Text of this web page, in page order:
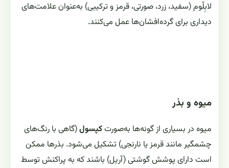
لابِلّوم (سفید، زرد، صورتی، قرمز و ترکیبی) به‌عنوان علامت‌های
دیداری برای گرده‌افشان‌ها عمل می‌کنند.
میوه و بذر
میوه در بسیاری از گونه‌ها به‌صورتکپسول(گاهی با رنگ‌های
چشمگیر مانند قرمز یا نارنجی) تشکیل می‌شود. بذرها ممکن
است دارای پوشش گوشتی (آریل) باشند که به پراکنش توسط